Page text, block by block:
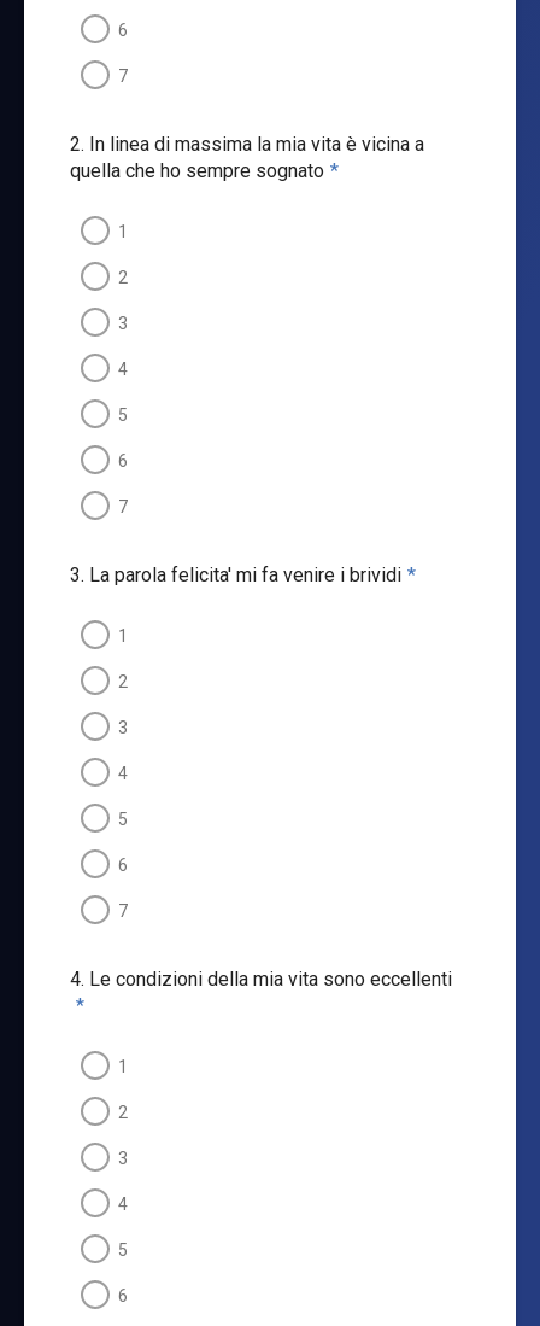
6
7
2. In linea di massima la mia vita è vicina a
quella che ho sempre sognato *
1
2
3
4
5
6
7
3. La parola felicita' mi fa venire i brividi *
1
2
3
4
5
6
7
4. Le condizioni della mia vita sono eccellenti
*
1
2
3
4
5
6